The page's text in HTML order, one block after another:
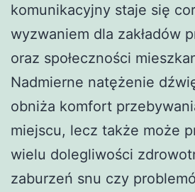
komunikacyjny staje się
wyzwaniem dla zakładów
oraz społeczności
Nadmierne natężenie
obniża komfort
miejscu, lecz także może
wielu dolegliwości
zaburzeń snu czy